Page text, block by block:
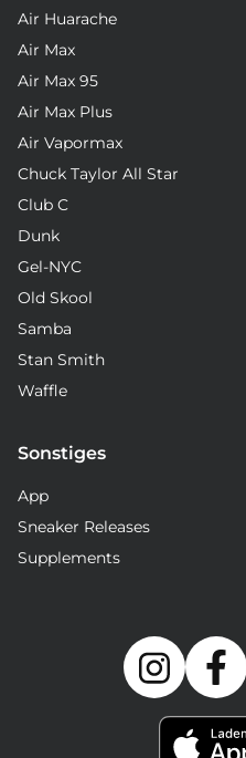
Air Huarache
Air Max
Air Max 95
Air Max Plus
Air Vapormax
Chuck Taylor All Star
Club C
Dunk
Gel-NYC
Old Skool
Samba
Stan Smith
Waffle
Sonstiges
App
Sneaker Releases
Supplements